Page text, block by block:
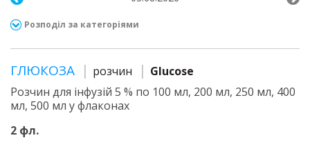
Розподіл за категоріями
ГЛЮКОЗА розчин
Glucose
Розчин для інфузій 5 % по 100 мл, 200 мл, 250 мл, 400
мл, 500 мл у флаконах
2 фл.